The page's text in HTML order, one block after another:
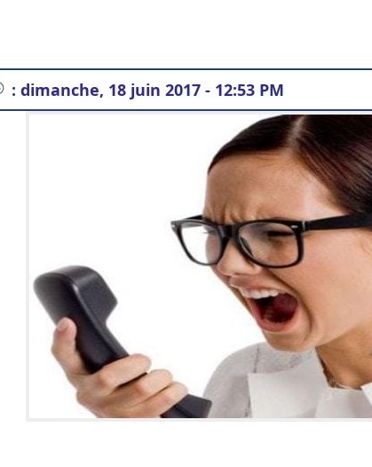
: dimanche, 18 juin 2017 - 12:53 PM